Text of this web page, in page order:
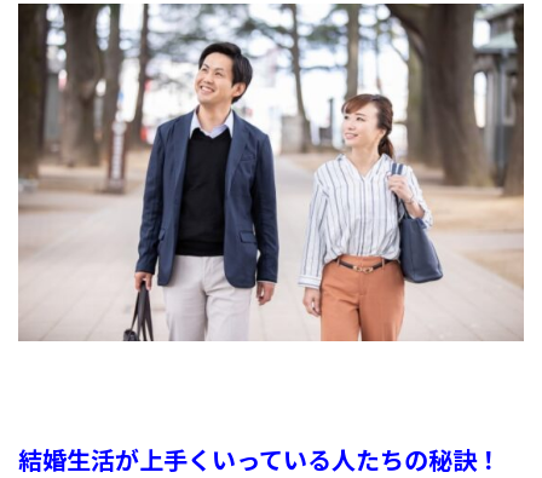
結婚生活が上手くいっている人たちの秘訣！